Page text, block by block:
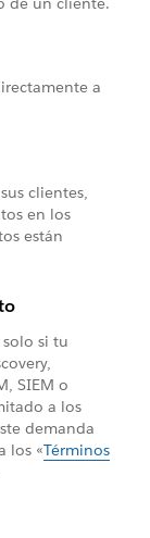
a
clientes,
en los
están
si tu
SIEM o
a los
demanda
los «Términos